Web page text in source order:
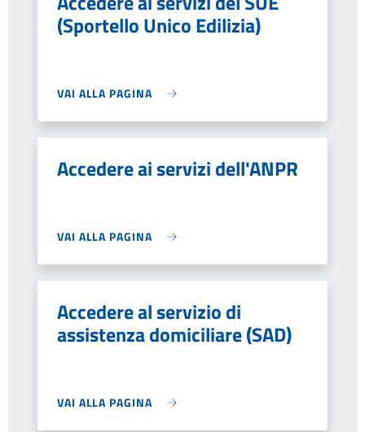
(Sportello Unico Edilizia)
VAI ALLA PAGINA
Accedere ai servizi dell'ANPR
VAI ALLA PAGINA
Accedere al servizio di
assistenza domiciliare (SAD)
VAI ALLA PAGINA